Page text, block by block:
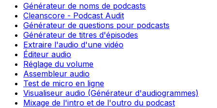
Générateur de noms de podcasts
Cleanscore - Podcast Audit
Générateur de questions pour podcasts
Générateur de titres d'épisodes
Extraire l'audio d'une vidéo
Éditeur audio
Réglage du volume
Assembleur audio
Test de micro en ligne
Visualiseur audio (Générateur d'audiogrammes)
Mixage de l'intro et de l'outro du podcast